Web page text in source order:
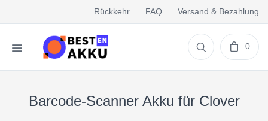
Rückkehr FAQ Versand & Bezahlung
0
Barcode-Scanner Akku für Clover